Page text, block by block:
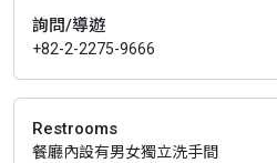
詢問/導遊
+82-2-2275-9666
Restrooms
餐廳內設有男女獨立洗手間